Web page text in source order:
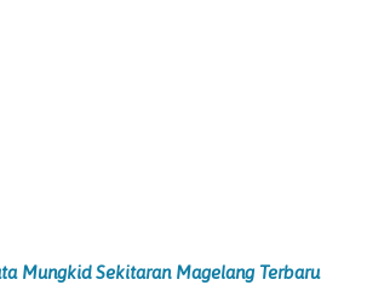
Mungkid Sekitaran Magelang Terbaru